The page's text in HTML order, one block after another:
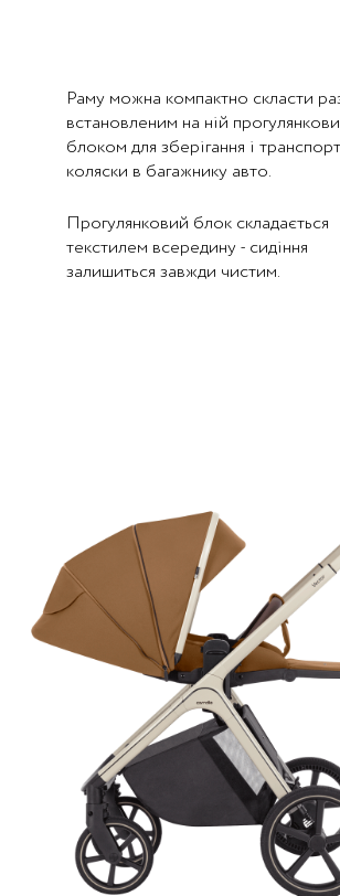
Раму можна компактно скласти
встановленим на ній
блоком для зберігання і
коляски в багажнику авто.
Прогулянковий блок складається
текстилем всередину - сидіння
залишиться завжди чистим.